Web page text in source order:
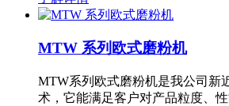
MTW 系列欧式磨粉机
MTW系列欧式磨粉机是我公司新
术，它能满足客户对产品粒度、